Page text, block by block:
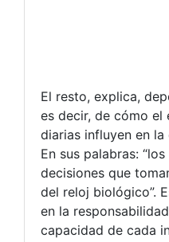
El resto, explica,
es decir, de cómo el
diarias influyen en
En sus palabras:
decisiones que
del reloj biológico”.
en la
capacidad de cada